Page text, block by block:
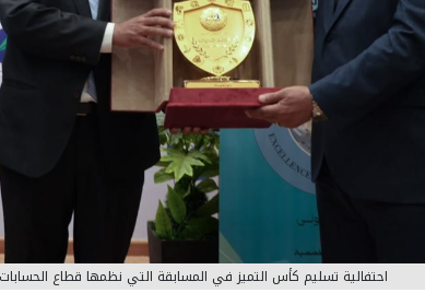
احتفالية تسليم كأس التميز في المسابقة التي نظمها قطاع الحسابات